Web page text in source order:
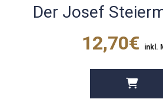
Der Josef
12,70€ inkl.